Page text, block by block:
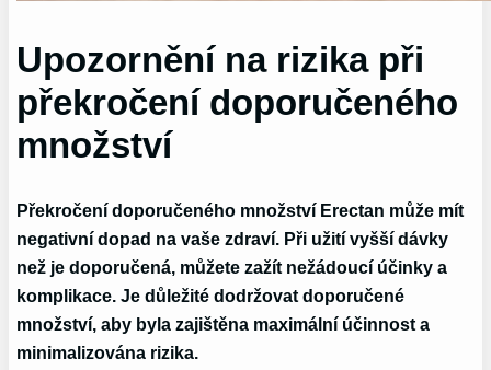
Upozornění na rizika při
překročení doporučeného
množství
Překročení doporučeného množství Erectan může mít
negativní dopad na vaše zdraví. Při užití vyšší dávky
než je doporučená, můžete zažít nežádoucí účinky a
komplikace. Je důležité dodržovat doporučené
množství, aby byla zajištěna maximální účinnost a
minimalizována rizika.